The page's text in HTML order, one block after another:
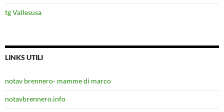
tg Vallesusa
LINKS UTILI
notav brennero- mamme di marco
notavbrennero.info